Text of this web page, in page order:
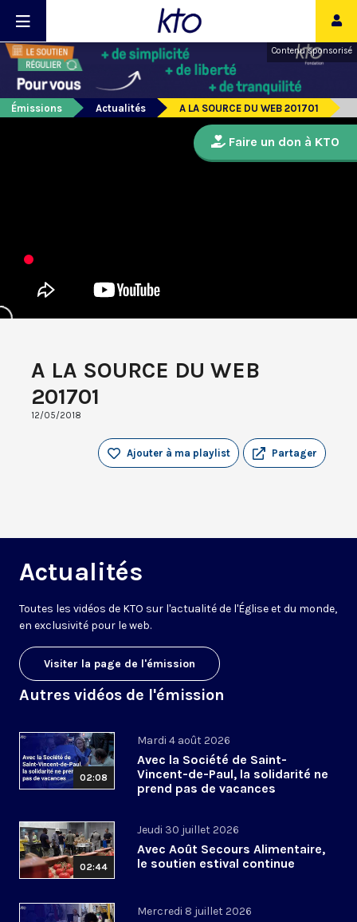
Contenu sponsorisé
Émissions Actualités A LA SOURCE DU WEB 201701
A LA SOURCE DU WEB
201701
12/05/2018
Partager
Ajouter à ma playlist
Actualités
Toutes les vidéos de KTO sur l'actualité de l'Église et du monde,
en exclusivité pour le web.
Visiter la page de l'émission
Autres vidéos de l'émission
02:08
Mardi 4 août 2026
Avec la Société de Saint-
Vincent-de-Paul, la solidarité ne
prend pas de vacances
02:44
Jeudi 30 juillet 2026
Avec Août Secours Alimentaire,
le soutien estival continue
Mercredi 8 juillet 2026
Faire un don à KTO